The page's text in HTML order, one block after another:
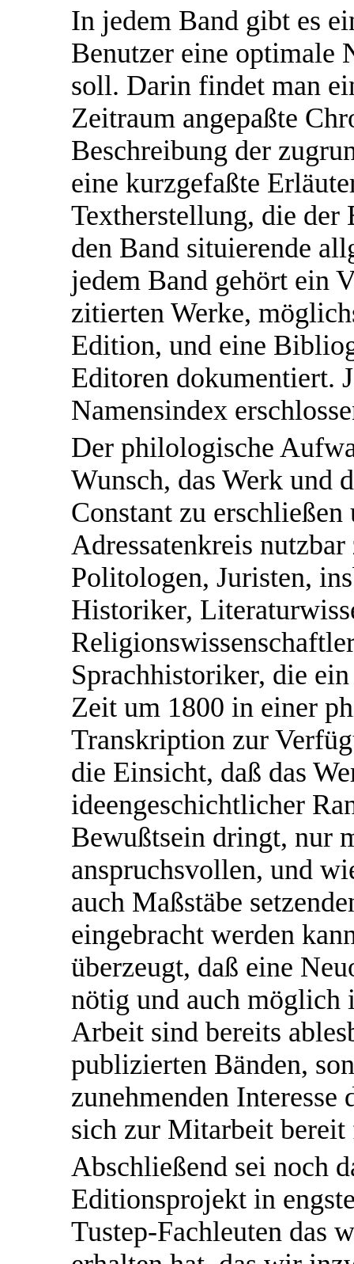
In jedem Band gibt es
Benutzer eine optimale
soll. Darin findet man
Zeitraum angepaßte
Beschreibung der
eine kurzgefaßte
Textherstellung, die der
den Band situierende
jedem Band gehört ein
zitierten Werke,
Edition, und eine
Editoren dokumentiert.
Namensindex
Der philologische
Wunsch, das Werk und
Constant zu
Adressatenkreis
Politologen, Juristen,
Historiker,
Sprachhistoriker, die
Zeit um 1800 in einer
Transkription zur
die Einsicht, daß das
ideengeschichtlicher
Bewußtsein dringt, nur
anspruchsvollen, und
auch Maßstäbe
eingebracht werden
überzeugt, daß eine
nötig und auch möglich
Arbeit sind bereits
publizierten Bänden,
zunehmenden Interesse
sich zur Mitarbeit bereit
Abschließend sei noch
Editionsprojekt in
Tustep-Fachleuten das